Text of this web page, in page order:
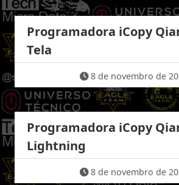
Programadora iCopy
Tela
8 de novembro de
Programadora iCopy
Lightning
8 de novembro de